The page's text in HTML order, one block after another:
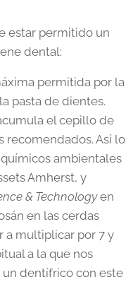
estar permitido un
dental:
permitida por la
pasta de dientes.
el cepillo de
recomendados. Así lo
ambientales
Amherst, y
& Technologyen
en las cerdas
multiplicar por 7 y
a la que nos
dentífrico con este